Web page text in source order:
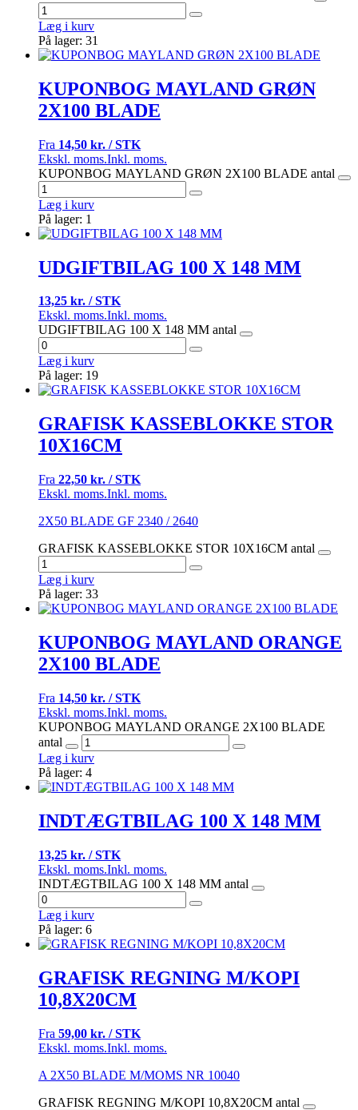
Læg i kurv
På lager: 31
KUPONBOG MAYLAND GRØN
2X100 BLADE
Fra 14,50 kr. / STK
Ekskl. moms.Inkl. moms.
KUPONBOG MAYLAND GRØN 2X100 BLADE antal
Læg i kurv
På lager: 1
UDGIFTBILAG 100 X 148 MM
13,25 kr. / STK
Ekskl. moms.Inkl. moms.
UDGIFTBILAG 100 X 148 MM antal
Læg i kurv
På lager: 19
GRAFISK KASSEBLOKKE STOR
10X16CM
Fra 22,50 kr. / STK
Ekskl. moms.Inkl. moms.
2X50 BLADE GF 2340 / 2640
GRAFISK KASSEBLOKKE STOR 10X16CM antal
Læg i kurv
På lager: 33
KUPONBOG MAYLAND ORANGE
2X100 BLADE
Fra 14,50 kr. / STK
Ekskl. moms.Inkl. moms.
KUPONBOG MAYLAND ORANGE 2X100 BLADE
antal
Læg i kurv
På lager: 4
INDTÆGTBILAG 100 X 148 MM
13,25 kr. / STK
Ekskl. moms.Inkl. moms.
INDTÆGTBILAG 100 X 148 MM antal
Læg i kurv
På lager: 6
GRAFISK REGNING M/KOPI
10,8X20CM
Fra 59,00 kr. / STK
Ekskl. moms.Inkl. moms.
A 2X50 BLADE M/MOMS NR 10040
GRAFISK REGNING M/KOPI 10,8X20CM antal